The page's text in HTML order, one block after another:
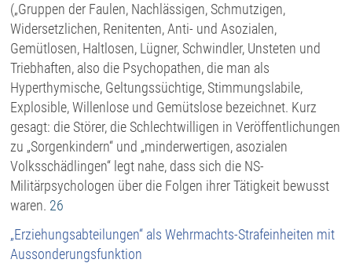
(„Gruppen der Faulen, Nachlässigen, Schmutzigen,
Widersetzlichen, Renitenten, Anti- und Asozialen,
Gemütlosen, Haltlosen, Lügner, Schwindler, Unsteten und
Triebhaften, also die Psychopathen, die man als
Hyperthymische, Geltungssüchtige, Stimmungslabile,
Explosible, Willenlose und Gemütslose bezeichnet. Kurz
gesagt: die Störer, die Schlechtwilligen in Veröffentlichungen
zu „Sorgenkindern“ und „minderwertigen, asozialen
Volksschädlingen“ legt nahe, dass sich die NS-
Militärpsychologen über die Folgen ihrer Tätigkeit bewusst
waren. 26
„Erziehungsabteilungen“ als Wehrmachts-Strafeinheiten mit
Aussonderungsfunktion